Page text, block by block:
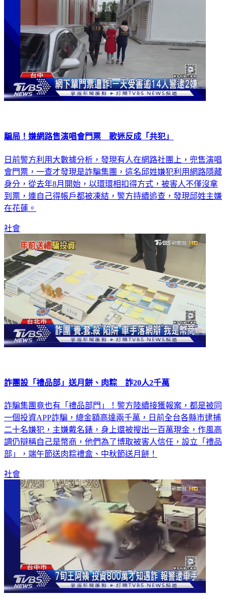
騙局！嫌網路售演唱會門票 歌迷反成「共犯」
日前警方利用大數據分析，發現有人在網路社團上，兜售演唱
會門票，一查才發現是詐騙集團，這名邱姓嫌犯利用網路隱藏
身分，從去年8月開始，以環環相扣得方式，被害人不僅沒拿
到票，連自己得帳戶都被凍結，警方持續追查，發現邱姓主嫌
在花蓮。
社會
詐團設「禮品部」送月餅、肉粽 詐20人2千萬
詐騙集團竟也有「禮品部門」！警方陸續接獲報案，都是被同
一個投資APP詐騙，總金額高達兩千萬，日前全台各縣市逮捕
二十名嫌犯，主嫌戴名錶，身上還被搜出一百萬現金，作風高
調仍辯稱自己是幣商，他們為了博取被害人信任，設立「禮品
部」，端午節送肉粽禮盒、中秋節送月餅！
社會